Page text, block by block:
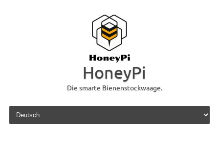
HoneyPi
Die smarte Bienenstockwaage.
Skip to content